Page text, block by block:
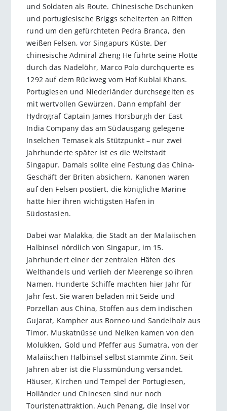
und Soldaten als Route. Chinesische Dschunken
und portugiesische Briggs scheiterten an Riffen
rund um den gefürchteten Pedra Branca, den
weißen Felsen, vor Singapurs Küste. Der
chinesische Admiral Zheng He führte seine Flotte
durch das Nadelöhr, Marco Polo durchquerte es
1292 auf dem Rückweg vom Hof Kublai Khans.
Portugiesen und Niederländer durchsegelten es
mit wertvollen Gewürzen. Dann empfahl der
Hydrograf Captain James Horsburgh der East
India Company das am Südausgang gelegene
Inselchen Temasek als Stützpunkt – nur zwei
Jahrhunderte später ist es die Weltstadt
Singapur. Damals sollte eine Festung das China-
Geschäft der Briten absichern. Kanonen waren
auf den Felsen postiert, die königliche Marine
hatte hier ihren wichtigsten Hafen in
Südostasien.
Dabei war Malakka, die Stadt an der Malaiischen
Halbinsel nördlich von Singapur, im 15.
Jahrhundert einer der zentralen Häfen des
Welthandels und verlieh der Meerenge so ihren
Namen. Hunderte Schiffe machten hier Jahr für
Jahr fest. Sie waren beladen mit Seide und
Porzellan aus China, Stoffen aus dem indischen
Gujarat, Kampher aus Borneo und Sandelholz aus
Timor. Muskatnüsse und Nelken kamen von den
Molukken, Gold und Pfeffer aus Sumatra, von der
Malaiischen Halbinsel selbst stammte Zinn. Seit
Jahren aber ist die Flussmündung versandet.
Häuser, Kirchen und Tempel der Portugiesen,
Holländer und Chinesen sind nur noch
Touristenattraktion. Auch Penang, die Insel vor